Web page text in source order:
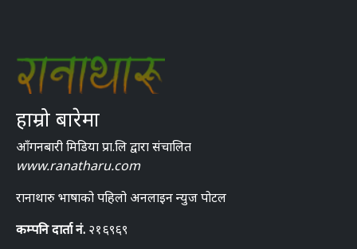
हाम्रो बारेमा
आँगनबारी मिडिया प्रा.लि द्वारा संचालित
www.ranatharu.com
रानाथारु भाषाको पहिलो अनलाइन न्युज पोटल
कम्पनि दार्ता नं. २१६९६९